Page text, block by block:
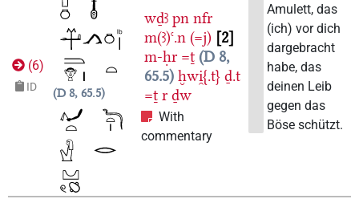
(6)
ID D 8, 65.5
wḏꜣ pn nfr
m(ꜣ)ꜥ.n (=j) 2
m-ḥr =ṯ D 8,
65.5 ḫwi̯{.t} ḏ.t
=ṯ r ḏw
With
commentary
Amulett, das
(ich) vor dich
dargebracht
habe, das
deinen Leib
gegen das
Böse schützt.